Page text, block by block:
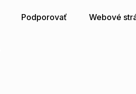
Podporovať Webové